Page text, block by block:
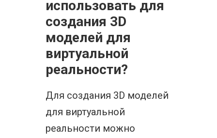
использовать для
создания 3D
моделей для
виртуальной
реальности?
Для создания 3D моделей
для виртуальной
реальности можно